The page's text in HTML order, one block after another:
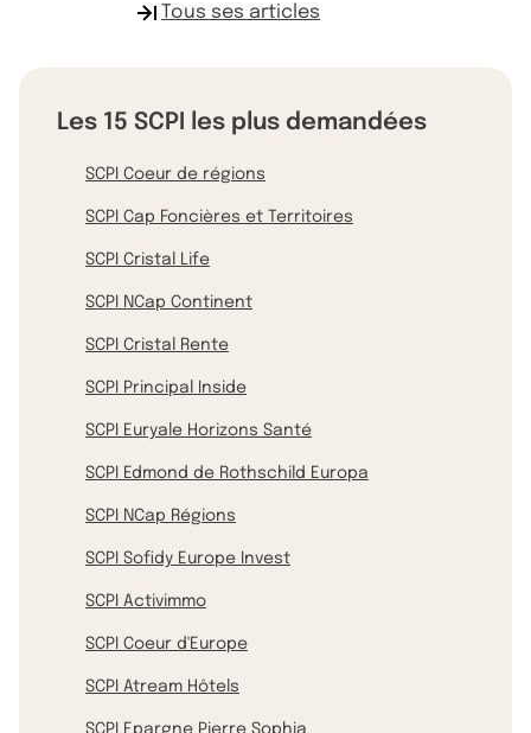
Tous ses articles
Les 15 SCPI les plus demandées
SCPI Coeur de régions
SCPI Cap Foncières et Territoires
SCPI Cristal Life
SCPI NCap Continent
SCPI Cristal Rente
SCPI Principal Inside
SCPI Euryale Horizons Santé
SCPI Edmond de Rothschild Europa
SCPI NCap Régions
SCPI Sofidy Europe Invest
SCPI Activimmo
SCPI Coeur d'Europe
SCPI Atream Hôtels
SCPI Epargne Pierre Sophia